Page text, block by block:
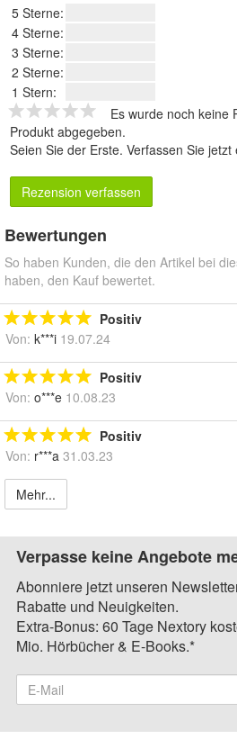
5 Sterne:
4 Sterne:
3 Sterne:
2 Sterne:
1 Stern:
Es wurde noch keine
Produkt abgegeben.
Seien Sie der Erste. Verfassen Sie
Rezension verfassen
Bewertungen
So haben Kunden, die den Artikel bei
haben, den Kauf bewertet.
Positiv
Von: k***i 19.07.24
Positiv
Von: o***e 10.08.23
Positiv
Von: r***a 31.03.23
Mehr...
Verpasse keine Angebote
Abonniere jetzt unseren
Rabatte und Neuigkeiten.
Extra-Bonus: 60 Tage Nextory
Mio. Hörbücher & E-Books.*